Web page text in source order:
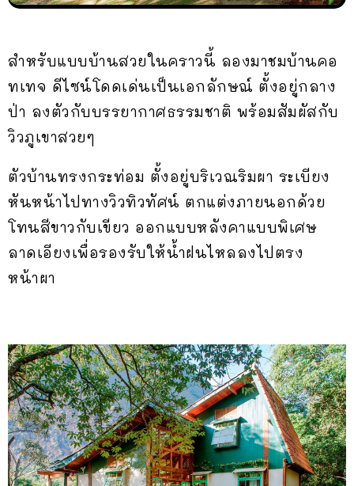
สำหรับแบบบ้านสวยในคราวนี้ ลองมาชมบ้านคอ
ทเทจ ดีไซน์โดดเด่นเป็นเอกลักษณ์ ตั้งอยู่กลาง
ป่า ลงตัวกับบรรยากาศธรรมชาติ พร้อมสัมผัสกับ
วิวภูเขาสวยๆ
ตัวบ้านทรงกระท่อม ตั้งอยู่บริเวณริมผา ระเบียง
หันหน้าไปทางวิวทิวทัศน์ ตกแต่งภายนอกด้วย
โทนสีขาวกับเขียว ออกแบบหลังคาแบบพิเศษ
ลาดเอียงเพื่อรองรับให้น้ำฝนไหลลงไปตรง
หน้าผา